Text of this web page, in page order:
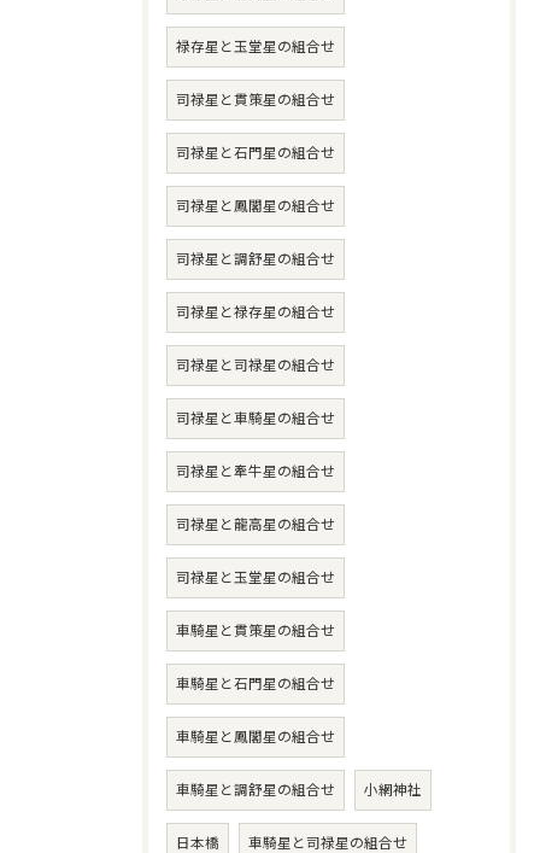
禄存星と玉堂星の組合せ
司禄星と貫策星の組合せ
司禄星と石門星の組合せ
司禄星と鳳閣星の組合せ
司禄星と調舒星の組合せ
司禄星と禄存星の組合せ
司禄星と司禄星の組合せ
司禄星と車騎星の組合せ
司禄星と牽牛星の組合せ
司禄星と龍高星の組合せ
司禄星と玉堂星の組合せ
車騎星と貫策星の組合せ
車騎星と石門星の組合せ
車騎星と鳳閣星の組合せ
車騎星と調舒星の組合せ 小網神社
日本橋 車騎星と司禄星の組合せ